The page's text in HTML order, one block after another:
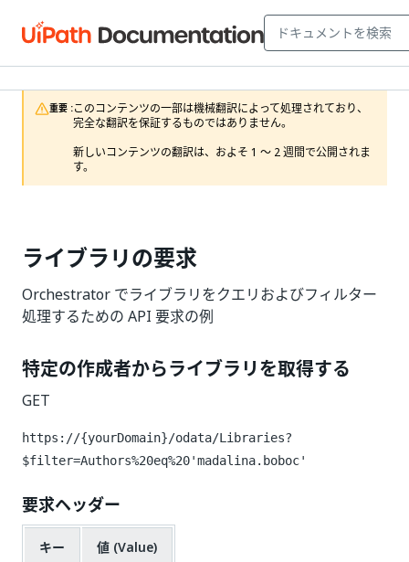
重要 :このコンテンツの一部は機械翻訳によって処理されており、
完全な翻訳を保証するものではありません。
新しいコンテンツの翻訳は、およそ 1 ～ 2 週間で公開されま
す。
ライブラリの要求
Orchestrator でライブラリをクエリおよびフィルター
処理するための API 要求の例
特定の作成者からライブラリを取得する
GET
https://{yourDomain}/odata/Libraries?
$filter=Authors%20eq%20'madalina.boboc'
要求ヘッダー
キー 値 (Value)